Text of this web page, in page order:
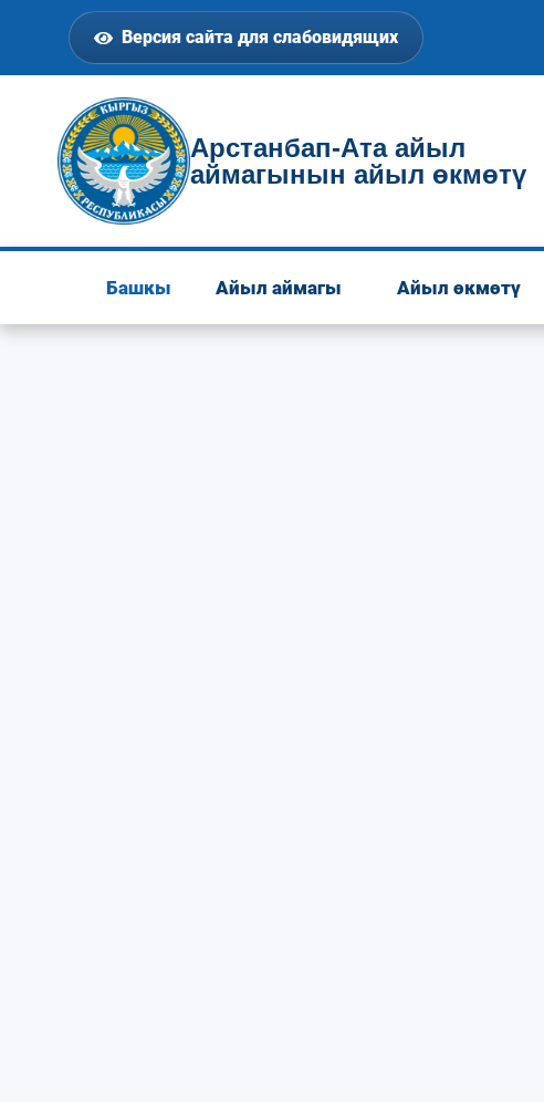
Версия сайта для слабовидящих
Арстанбап-Ата айыл
аймагынын айыл өкмөтү
Башкы Айыл аймагы Айыл өкмөтү